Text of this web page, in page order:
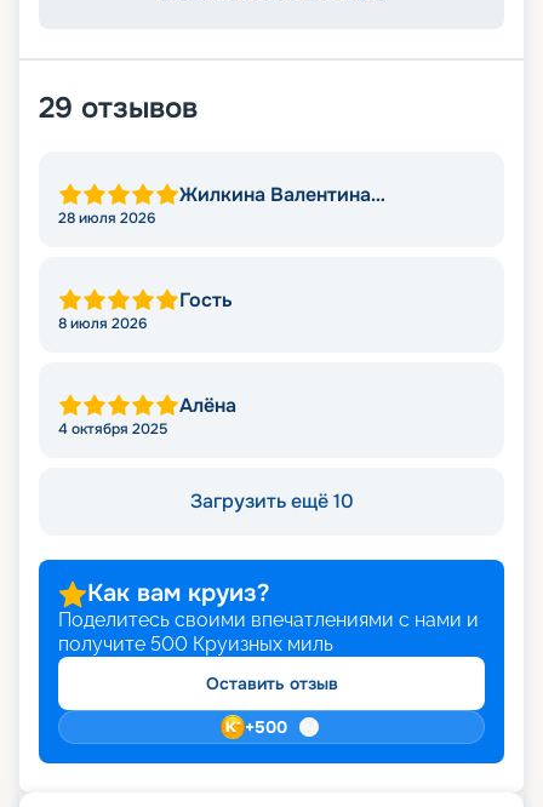
29 отзывов
Жилкина Валентина
28 июля 2026
Гость
8 июля 2026
Алёна
4 октября 2025
Загрузить ещё 10
Как вам круиз?
Поделитесь своими впечатлениями с нами и
получите 500 Круизных миль
Оставить отзыв
+500